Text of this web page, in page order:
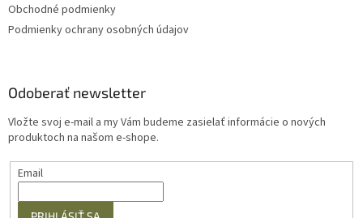
Obchodné podmienky
Podmienky ochrany osobných údajov
Odoberať newsletter
Vložte svoj e-mail a my Vám budeme zasielať informácie o nových
produktoch na našom e-shope.
Email